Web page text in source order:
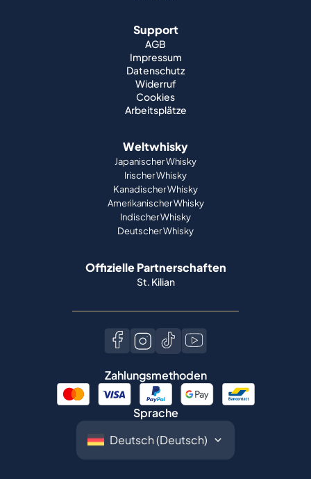
Support
AGB
Impressum
Datenschutz
Widerruf
Cookies
Arbeitsplätze
Weltwhisky
Japanischer Whisky
Irischer Whisky
Kanadischer Whisky
Amerikanischer Whisky
Indischer Whisky
Deutscher Whisky
Offizielle Partnerschaften
St. Kilian
Zahlungsmethoden
Sprache